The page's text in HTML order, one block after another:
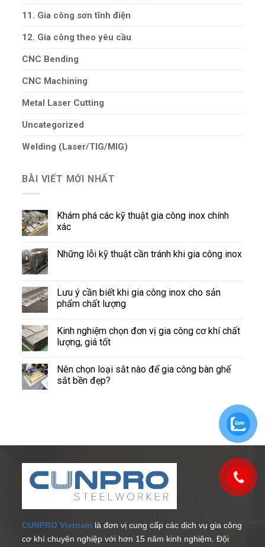
11. Gia công sơn tĩnh điện
12. Gia công theo yêu cầu
CNC Bending
CNC Machining
Metal Laser Cutting
Uncategorized
Welding (Laser/TIG/MIG)
BÀI VIẾT MỚI NHẤT
Khám phá các kỹ thuật gia công inox chính
xác
Những lỗi kỹ thuật cần tránh khi gia công inox
Lưu ý cần biết khi gia công inox cho sản
phẩm chất lượng
Kinh nghiệm chọn đơn vị gia công cơ khí chất
lượng, giá tốt
Nên chọn loại sắt nào để gia công bàn ghế
sắt bền đẹp?
CUNPRO Vietnam là đơn vị cung cấp các dịch vụ gia công
cơ khí chuyên nghiệp với hơn 15 năm kinh nghiệm. Đội